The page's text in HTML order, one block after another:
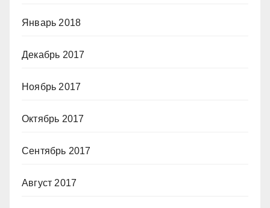
Январь 2018
Декабрь 2017
Ноябрь 2017
Октябрь 2017
Сентябрь 2017
Август 2017